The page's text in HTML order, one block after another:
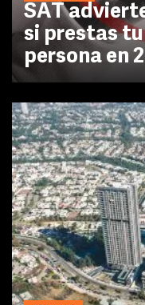
SAT
si prestas
persona en